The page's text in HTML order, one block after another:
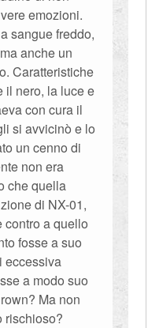
emozioni.
sangue freddo,
anche un
Caratteristiche
il nero, la luce e
con cura il
si avvicinò e lo
un cenno di
non era
che quella
di NX-01,
contro a quello
fosse a suo
eccessiva
a modo suo
Ma non
rischioso?